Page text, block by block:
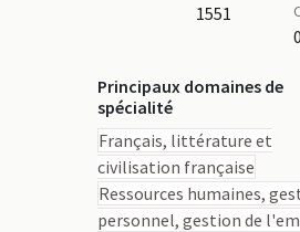
1551
0
Principaux domaines de
spécialité
Français, littérature et
civilisation française
Ressources humaines,
personnel, gestion de